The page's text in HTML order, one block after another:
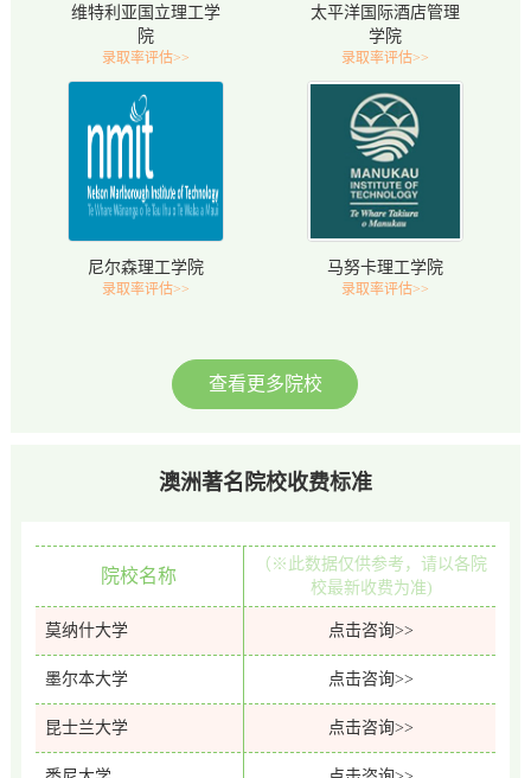
维特利亚国立理工学
院
录取率评估>>
太平洋国际酒店管理
学院
录取率评估>>
尼尔森理工学院
录取率评估>>
马努卡理工学院
录取率评估>>
查看更多院校
澳洲著名院校收费标准
院校名称
（※此数据仅供参考，请以各院
校最新收费为准)
莫纳什大学 点击咨询>>
墨尔本大学 点击咨询>>
昆士兰大学 点击咨询>>